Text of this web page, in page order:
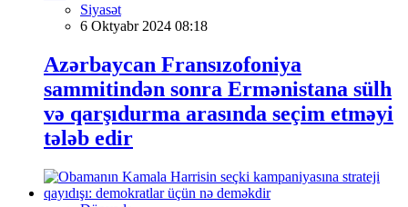
Siyasət
6 Oktyabr 2024 08:18
Azərbaycan Fransızofoniya
sammitindən sonra Ermənistana sülh
və qarşıdurma arasında seçim etməyi
tələb edir